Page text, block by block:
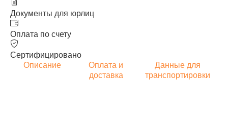
Документы для юрлиц
Оплата по счету
Сертифицировано
Описание
Оплата и
доставка
Данные для
транспортировки